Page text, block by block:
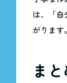
は、「
がります。
ま